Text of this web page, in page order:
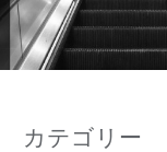
カテゴリー